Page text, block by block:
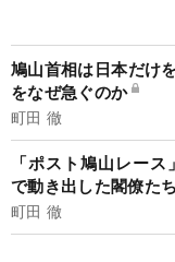
鳩山首相は日本だけ
をなぜ急ぐのか
町田 徹
「ポスト鳩山レー
で動き出した閣僚た
町田 徹